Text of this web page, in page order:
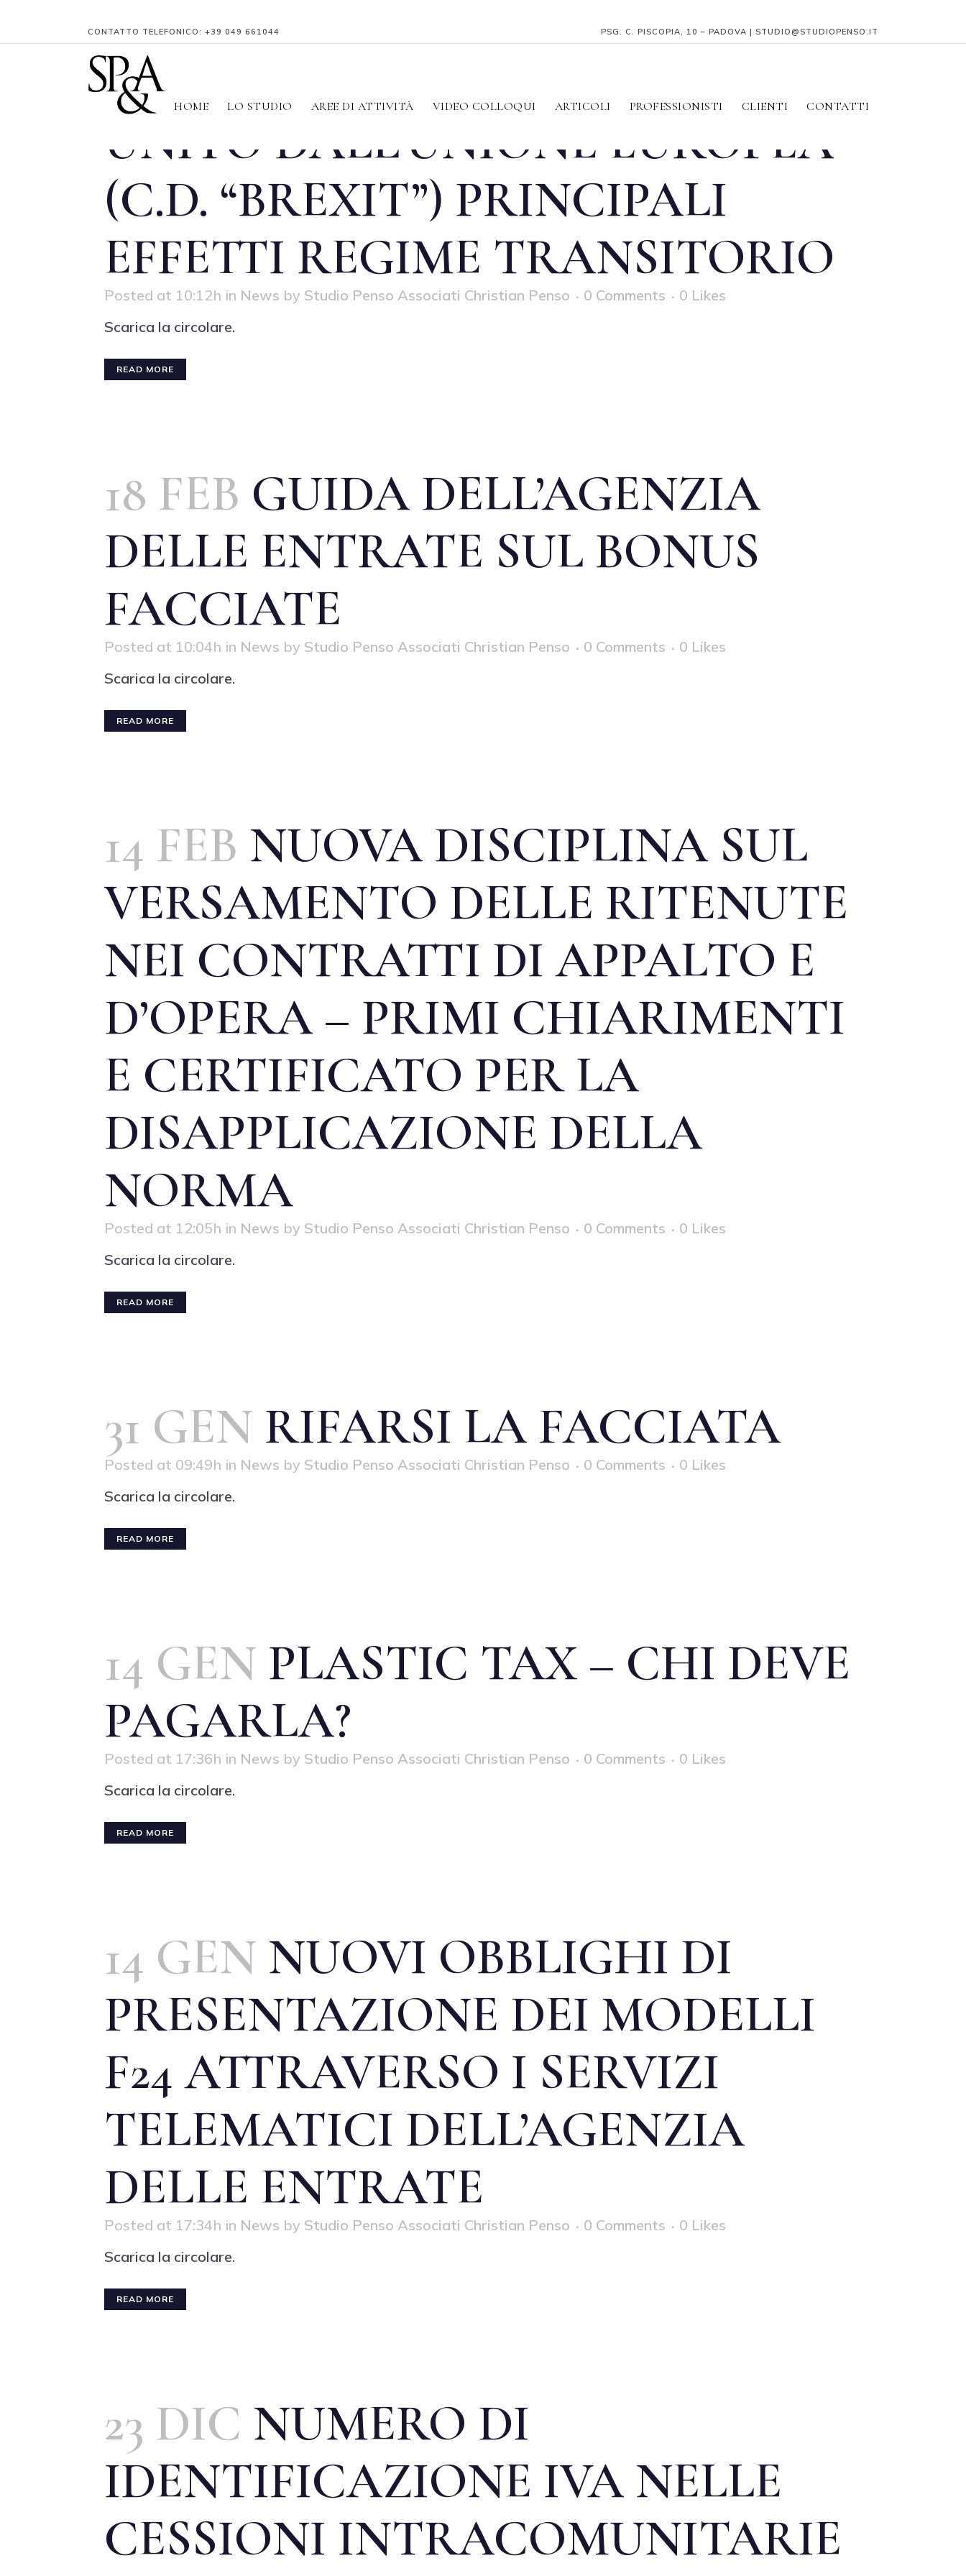
CONTATTO TELEFONICO: +39 049 661044 PSG. C. PISCOPIA, 10 – PADOVA | STUDIO@STUDIOPENSO.IT
HOME LO STUDIO AREE DI ATTIVITÀ VIDEO COLLOQUI ARTICOLI PROFESSIONISTI CLIENTI CONTATTI
18 FEB
USCITA DEL REGNO
UNITO DALL’UNIONE EUROPEA
(C.D. “BREXIT”) PRINCIPALI
EFFETTI REGIME TRANSITORIO
Posted at 10:12h in News by Studio Penso Associati Christian Penso 0 Comments 0 Likes
Scarica la circolare.
READ MORE
18 FEB GUIDA DELL’AGENZIA
DELLE ENTRATE SUL BONUS
FACCIATE
Posted at 10:04h in News by Studio Penso Associati Christian Penso 0 Comments 0 Likes
Scarica la circolare.
READ MORE
14 FEB NUOVA DISCIPLINA SUL
VERSAMENTO DELLE RITENUTE
NEI CONTRATTI DI APPALTO E
D’OPERA – PRIMI CHIARIMENTI
E CERTIFICATO PER LA
DISAPPLICAZIONE DELLA
NORMA
Posted at 12:05h in News by Studio Penso Associati Christian Penso 0 Comments 0 Likes
Scarica la circolare.
READ MORE
31 GEN RIFARSI LA FACCIATA
Posted at 09:49h in News by Studio Penso Associati Christian Penso 0 Comments 0 Likes
Scarica la circolare.
READ MORE
14 GEN PLASTIC TAX – CHI DEVE
PAGARLA?
Posted at 17:36h in News by Studio Penso Associati Christian Penso 0 Comments 0 Likes
Scarica la circolare.
READ MORE
14 GEN NUOVI OBBLIGHI DI
PRESENTAZIONE DEI MODELLI
F24 ATTRAVERSO I SERVIZI
TELEMATICI DELL’AGENZIA
DELLE ENTRATE
Posted at 17:34h in News by Studio Penso Associati Christian Penso 0 Comments 0 Likes
Scarica la circolare.
READ MORE
23 DIC NUMERO DI
IDENTIFICAZIONE IVA NELLE
CESSIONI INTRACOMUNITARIE